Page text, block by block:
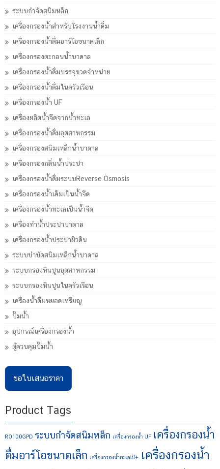
ระบบกำจัดสนิมหล็ก
เครื่องกรองน้ำสำหรับโรงงานน้ำดื่ม
เครื่องกรองน้ำดื่มอาร์โอขนาดเล็ก
เครื่องกรองตะกอนน้ำบาดาล
เครื่องกรองน้ำดื่มบรรจุขวดจำหน่าย
เครื่องกรองน้ำดื่มในครัวเรือน
เครื่องกรองน้ำ UF
เครื่องผลิตน้ำจืดจากน้ำทะเล
เครื่องกรองน้ำดื่มอุตสาหกรรม
เครื่องกรองสนิมเหล็กน้ำบาดาล
เครื่องกรองกลิ่นน้ำประปา
เครื่องกรองน้ำดื่มระบบReverse Osmosis
เครื่องกรองน้ำเค็มเป็นน้ำจืด
เครื่องกรองน้ำทะเลเป็นน้ำจืด
เครื่องทำน้ำประปาบาดาล
เครื่องกรองน้ำประปาผิวดิน
ระบบบำบัดสนิมเหล็กน้ำบาดาล
ระบบกรองหินปูนอุตสาหกรรม
ระบบกรองหินปูนในครัวเรือน
เครื่องน้ำดื่มหยอดเหรียญ
ปั๊มน้ำ
อุปกรณ์เครื่องกรองน้ำ
ตู้ควบคุมปั๊มน้ำ
ขอใบเสนอราคา
Product Tags
RO100GPD ระบบกำจัดสนิมหล็ก เครื่องกรองน้ำ UF เครื่องกรองน้ำ
ดื่มอาร์โอขนาดเล็ก เครื่องกรองน้ำทะเลเป็+
เครื่องกรองน้ำ